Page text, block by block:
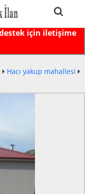
için iletişime
Hacı yakup mahallesi